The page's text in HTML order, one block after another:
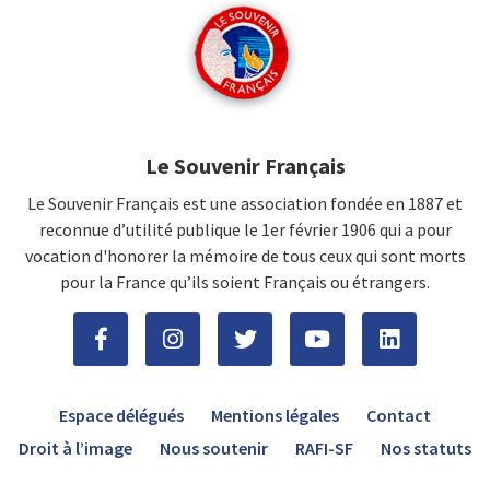
Le Souvenir Français
Le Souvenir Français est une association fondée en 1887 et
reconnue d’utilité publique le 1er février 1906 qui a pour
vocation d'honorer la mémoire de tous ceux qui sont morts
pour la France qu’ils soient Français ou étrangers.
Espace délégués Mentions légales
Contact
Droit à l’image
Nous soutenir RAFI-SF Nos statuts